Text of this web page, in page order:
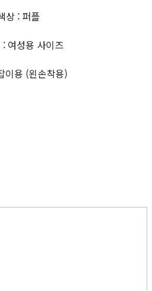
상 : 퍼플
: 여성용 사이즈
이용 (왼손착용)